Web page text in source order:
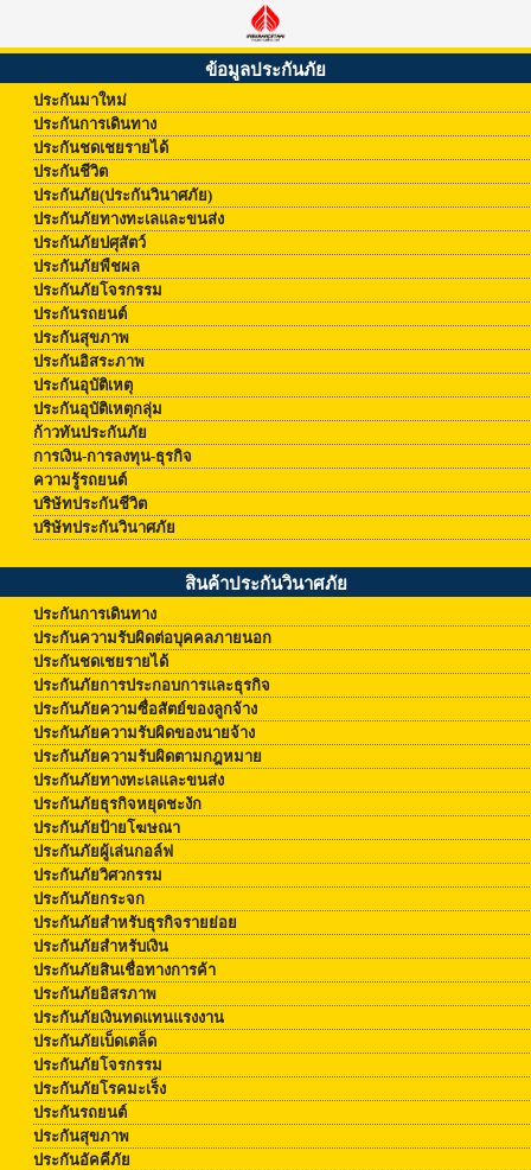
ข้อมูลประกันภัย
ประกันมาใหม่
ประกันการเดินทาง
ประกันชดเชยรายได้
ประกันชีวิต
ประกันภัย(ประกันวินาศภัย)
ประกันภัยทางทะเลและขนส่ง
ประกันภัยปศุสัตว์
ประกันภัยพืชผล
ประกันภัยโจรกรรม
ประกันรถยนต์
ประกันสุขภาพ
ประกันอิสระภาพ
ประกันอุบัติเหตุ
ประกันอุบัติเหตุกลุ่ม
ก้าวทันประกันภัย
การเงิน-การลงทุน-ธุรกิจ
ความรู้รถยนต์
บริษัทประกันชีวิต
บริษัทประกันวินาศภัย
สินค้าประกันวินาศภัย
ประกันการเดินทาง
ประกันความรับผิดต่อบุคคลภายนอก
ประกันชดเชยรายได้
ประกันภัยการประกอบการและธุรกิจ
ประกันภัยความซื่อสัตย์ของลูกจ้าง
ประกันภัยความรับผิดของนายจ้าง
ประกันภัยความรับผิดตามกฎหมาย
ประกันภัยทางทะเลและขนส่ง
ประกันภัยธุรกิจหยุดชะงัก
ประกันภัยป้ายโฆษณา
ประกันภัยผู้เล่นกอล์ฟ
ประกันภัยวิศวกรรม
ประกันภัยกระจก
ประกันภัยสำหรับธุรกิจรายย่อย
ประกันภัยสำหรับเงิน
ประกันภัยสินเชื่อทางการค้า
ประกันภัยอิสรภาพ
ประกันภัยเงินทดแทนแรงงาน
ประกันภัยเบ็ดเตล็ด
ประกันภัยโจรกรรม
ประกันภัยโรคมะเร็ง
ประกันรถยนต์
ประกันสุขภาพ
ประกันอัคคีภัย